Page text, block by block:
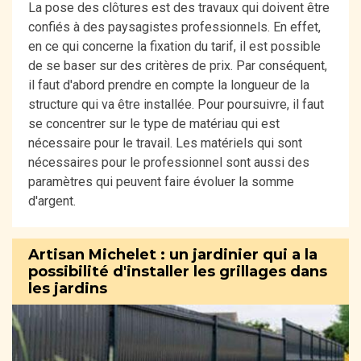
La pose des clôtures est des travaux qui doivent être
confiés à des paysagistes professionnels. En effet,
en ce qui concerne la fixation du tarif, il est possible
de se baser sur des critères de prix. Par conséquent,
il faut d'abord prendre en compte la longueur de la
structure qui va être installée. Pour poursuivre, il faut
se concentrer sur le type de matériau qui est
nécessaire pour le travail. Les matériels qui sont
nécessaires pour le professionnel sont aussi des
paramètres qui peuvent faire évoluer la somme
d'argent.
Artisan Michelet : un jardinier qui a la
possibilité d'installer les grillages dans
les jardins